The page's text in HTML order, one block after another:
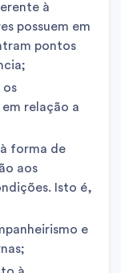
à
possuem em
pontos
os
relação a
forma de
aos
Isto é,
e